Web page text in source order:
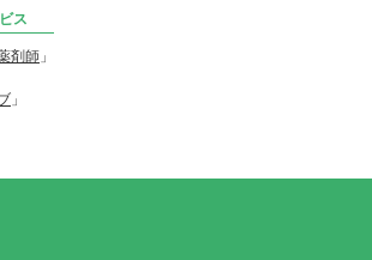
ス
剤師 」
」